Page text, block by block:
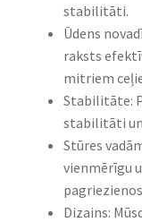
stabilitāti.​
Ūdens
raksts
mitriem
Stabilitāte:
stabilitāti
Stūres
vienmērīgu
Dizains: